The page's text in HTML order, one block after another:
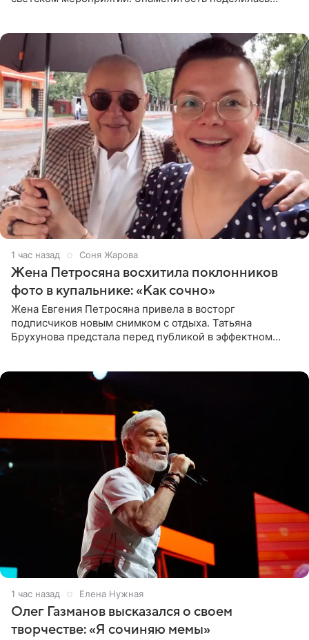
1 час назад Соня Жарова
Жена Петросяна восхитила поклонников
фото в купальнике: «Как сочно»
Жена Евгения Петросяна привела в восторг
подписчиков новым снимком с отдыха. Татьяна
Брухунова предстала перед публикой в эффектном
1 час назад Елена Нужная
Олег Газманов высказался о своем
творчестве: «Я сочиняю мемы»